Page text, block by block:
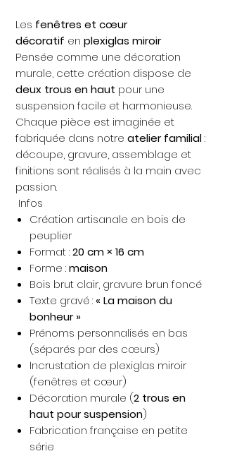
Les fenêtres et cœur
décoratif en plexiglas miroir
Pensée comme une décoration
murale, cette création dispose de
deux trous en haut pour une
suspension facile et harmonieuse.
Chaque pièce est imaginée et
fabriquée dans notre atelier familial:
découpe, gravure, assemblage et
finitions sont réalisés à la main avec
passion.
Infos
Création artisanale en bois de
peuplier
Format :20 cm × 16 cm
Forme :maison
Bois brut clair, gravure brun foncé
Texte gravé :« La maison du
bonheur »
Prénoms personnalisés en bas
(séparés par des cœurs)
Incrustation de plexiglas miroir
(fenêtres et cœur)
Décoration murale (2 trous en
haut pour suspension)
Fabrication française en petite
série